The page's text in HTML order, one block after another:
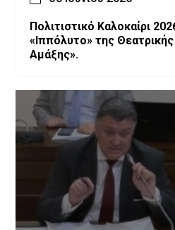
Πολιτιστικό Καλοκαίρι
«Ιππόλυτο» της
Αμάξης».